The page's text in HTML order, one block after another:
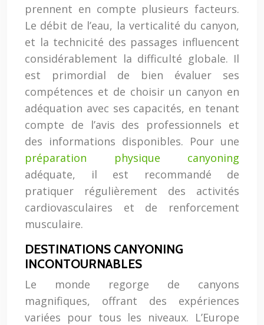
prennent en compte plusieurs facteurs.
Le débit de l’eau, la verticalité du canyon,
et la technicité des passages influencent
considérablement la difficulté globale. Il
est primordial de bien évaluer ses
compétences et de choisir un canyon en
adéquation avec ses capacités, en tenant
compte de l’avis des professionnels et
des informations disponibles. Pour une
préparation physique canyoning
adéquate, il est recommandé de
pratiquer régulièrement des activités
cardiovasculaires et de renforcement
musculaire.
DESTINATIONS CANYONING
INCONTOURNABLES
Le monde regorge de canyons
magnifiques, offrant des expériences
variées pour tous les niveaux. L’Europe